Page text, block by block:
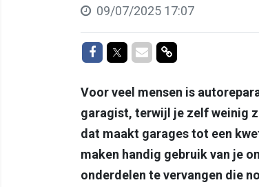
09/07/2025 17:07
Delen op Facebook
Delen op Twitter
Delen via Mail
Delen via link
Voor veel mensen is
garagist, terwijl je zelf weinig
dat maakt garages tot een
maken handig gebruik van je
onderdelen te vervangen die